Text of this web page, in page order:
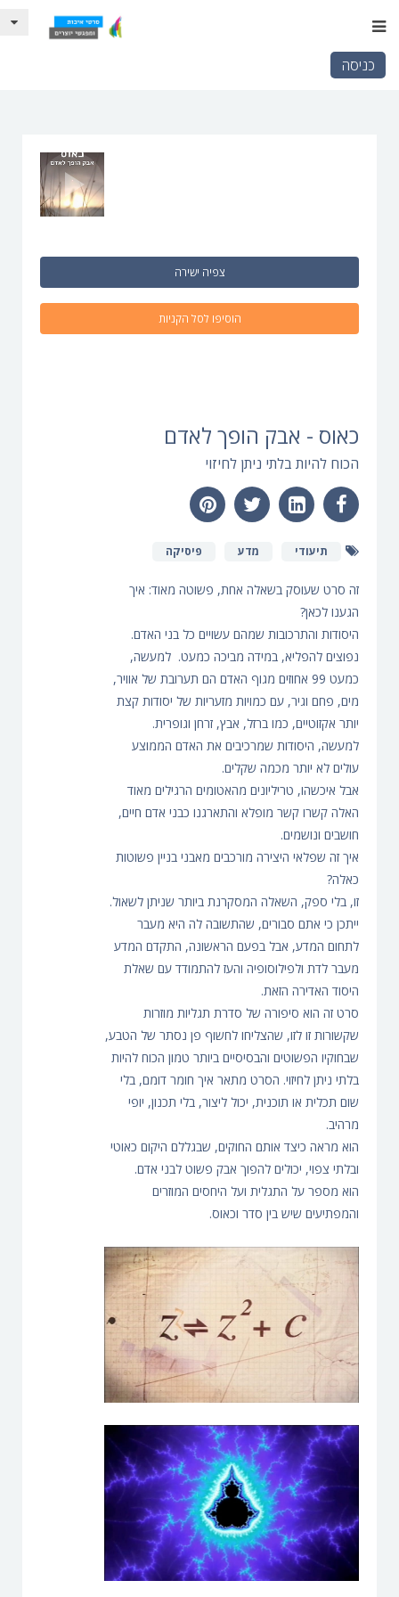
כניסה
צפיה ישירה
הוסיפו לסל הקניות
כאוס - אבק הופך לאדם
הכוח להיות בלתי ניתן לחיזוי
תיעודי מדע פיסיקה
זה סרט שעוסק בשאלה אחת, פשוטה מאוד: איך
הגענו לכאן?
היסודות והתרכובות שמהם עשויים כל בני האדם.
נפוצים להפליא, במידה מביכה כמעט. למעשה,
כמעט 99 אחוזים מגוף האדם הם תערובת של אוויר,
מים, פחם וגיר, עם כמויות מזעריות של יסודות קצת
יותר אקזוטיים, כמו ברזל, אבץ, זרחן וגופרית.
למעשה, היסודות שמרכיבים את האדם הממוצע
עולים לא יותר מכמה שקלים.
אבל איכשהו, טריליונים מהאטומים הרגילים מאוד
האלה קשרו קשר מופלא והתארגנו כבני אדם חיים,
חושבים ונושמים.
איך זה שפלאי היצירה מורכבים מאבני בניין פשוטות
כאלה?
זו, בלי ספק, השאלה המסקרנת ביותר שניתן לשאול.
ייתכן כי אתם סבורים, שהתשובה לה היא מעבר
לתחום המדע, אבל בפעם הראשונה, התקדם המדע
מעבר לדת ולפילוסופיה והעז להתמודד עם שאלת
היסוד האדירה הזאת.
סרט זה הוא סיפורה של סדרת תגליות מוזרות
שקשורות זו לזו, שהצליחו לחשוף פן נסתר של הטבע,
שבחוקיו הפשוטים והבסיסיים ביותר טמון הכוח להיות
בלתי ניתן לחיזוי. הסרט מתאר איך חומר דומם, בלי
שום תכלית או תוכנית, יכול ליצור, בלי תכנון, יופי
מרהיב.
הוא מראה כיצד אותם החוקים, שבגללם היקום כאוטי
ובלתי צפוי, יכולים להפוך אבק פשוט לבני אדם.
הוא מספר על התגלית ועל היחסים המוזרים
והמפתיעים שיש בין סדר וכאוס.